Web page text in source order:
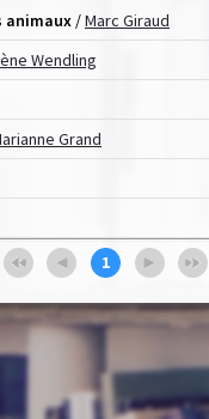
animaux /Marc Giraud
Wendling
Grand
1